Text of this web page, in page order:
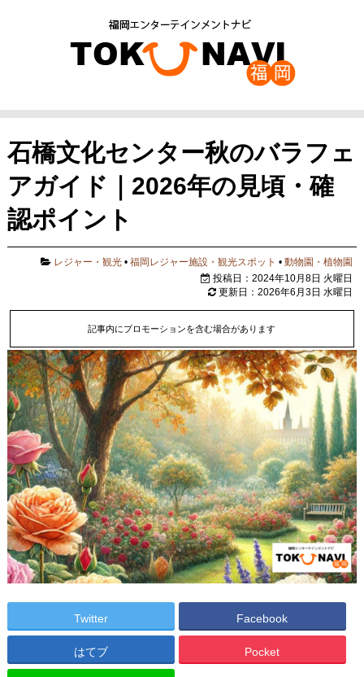
石橋文化センター秋のバラフェ
アガイド｜2026年の見頃・確
認ポイント
レジャー・観光 •福岡レジャー施設・観光スポット •動物園・植物園
投稿日：2024年10月8日 火曜日
更新日：2026年6月3日 水曜日
記事内にプロモーションを含む場合があります
Twitter Facebook
はてブ Pocket